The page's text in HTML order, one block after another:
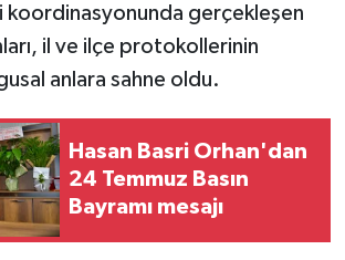
koordinasyonunda gerçekleşen
il ve ilçe protokollerinin
anlara sahne oldu.
Hasan Basri Orhan'dan
24 Temmuz Basın
Bayramı mesajı